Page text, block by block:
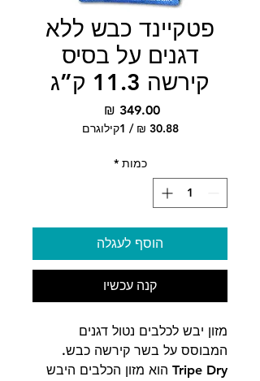
פטקיינד כבש ללא
דגנים על בסיס
קירשה 11.3 ק”ג
‏30.88 ‏₪
/ 1קילוגרם
לכלכמות *
הוסף לעגלה
קנה עכשיו
מזון יבש לכלבים נטול דגנים
המבוסס על בשר קירשה כבש.
Tripe Dry הוא מזון הכלבים היבש